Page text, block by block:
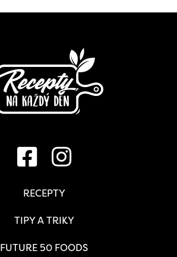
RECEPTY
TIPY A TRIKY
FUTURE 50 FOODS